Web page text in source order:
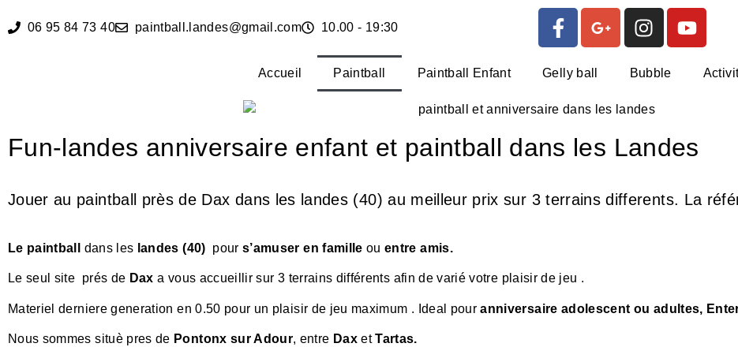
06 95 84 73 40 paintball.landes@gmail.com 10.00 - 19:30
Accueil Paintball Paintball Enfant Gelly ball Bubble
Fun-landes anniversaire enfant et paintball dans les Landes
Jouer au paintball près de Dax dans les landes (40) au meilleur prix sur 3 terrains differents. La
Le paintball dans les landes (40) pours’amuser en famille ouentre amis.
Le seul site prés de Dax a vous accueillir sur 3 terrains différents afin de varié votre plaisir de jeu .
Materiel derniere generation en 0.50 pour un plaisir de jeu maximum . Ideal pour anniversaire adolescent ou adultes,
Nous sommes situè pres de Pontonx sur Adour, entre DaxetTartas.